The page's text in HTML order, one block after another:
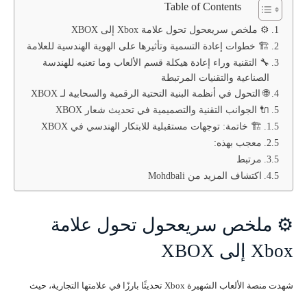
Table of Contents
⚙️ ملخص سريعحول تحول علامة Xbox إلى XBOX
🏗️ خطوات إعادة التسمية وتأثيرها على الهوية الهندسية للعلامة
🔧 التقنية وراء إعادة هيكلة قسم الألعاب وما تعنيه للهندسة
الصناعية والتقنيات المرتبطة
🌐 التحول في أنظمة البنية التحتية الرقمية والسحابية لـ XBOX
🔌 الجوانب التقنية والتصميمية في تحديث شعار XBOX
🏗️ خاتمة: توجهات مستقبلية للابتكار الهندسي في XBOX
معجب بهذه:
مرتبط
اكتشاف المزيد من Mohdbali
⚙️ ملخص سريعحول تحول علامة
Xbox إلى XBOX
شهدت منصة الألعاب الشهيرة Xbox تحديثًا بارزًا في علامتها التجارية، حيث